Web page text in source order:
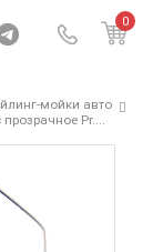
0
мойки авто
Pr....